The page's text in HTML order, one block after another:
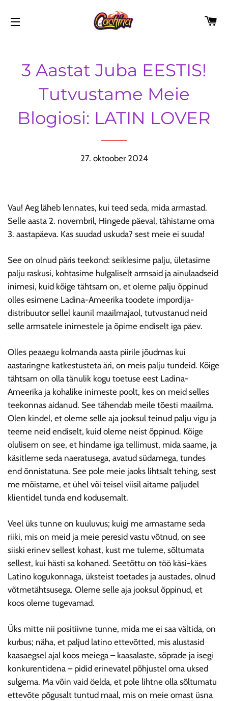
3 Aastat Juba EESTIS!
Tutvustame Meie
Blogiosi: LATIN LOVER
27. oktoober 2024
Vau! Aeg läheb lennates, kui teed seda, mida armastad.
Selle aasta 2. novembril, Hingede päeval, tähistame oma
3. aastapäeva. Kas suudad uskuda? sest meie ei suuda!
See on olnud päris teekond: seiklesime palju, ületasime
palju raskusi, kohtasime hulgaliselt armsaid ja ainulaadseid
inimesi, kuid kõige tähtsam on, et oleme palju õppinud
olles esimene Ladina-Ameerika toodete impordija-
distribuutor sellel kaunil maailmajaol, tutvustanud neid
selle armsatele inimestele ja õpime endiselt iga päev.
Olles peaaegu kolmanda aasta piirile jõudmas kui
aastaringne katkestusteta äri, on meis palju tundeid. Kõige
tähtsam on olla tänulik kogu toetuse eest Ladina-
Ameerika ja kohalike inimeste poolt, kes on meid selles
teekonnas aidanud. See tähendab meile tõesti maailma.
Olen kindel, et oleme selle aja jooksul teinud palju vigu ja
teeme neid endiselt, kuid oleme neist õppinud. Kõige
olulisem on see, et hindame iga tellimust, mida saame, ja
käsitleme seda naeratusega, avatud südamega, tundes
end õnnistatuna. See pole meie jaoks lihtsalt tehing, sest
me mõistame, et ühel või teisel viisil aitame paljudel
klientidel tunda end kodusemalt.
Veel üks tunne on kuuluvus; kuigi me armastame seda
riiki, mis on meid ja meie peresid vastu võtnud, on see
siiski erinev sellest kohast, kust me tuleme, sõltumata
sellest, kui hästi sa kohaned. Seetõttu on töö käsi-käes
Latino kogukonnaga, üksteist toetades ja austades, olnud
võtmetähtsusega. Oleme selle aja jooksul õppinud, et
koos oleme tugevamad.
Üks mitte nii positiivne tunne, mida me ei saa vältida, on
kurbus; näha, et paljud latino ettevõtted, mis alustasid
kaasaegsel ajal koos meiega – kaasalaste, sõprade ja isegi
konkurentidena – pidid erinevatel põhjustel oma uksed
sulgema. Ma võin vaid öelda, et pole lihtne olla sõltumatu
ettevõte põgusalt tuntud maal, mis on meie omast üsna